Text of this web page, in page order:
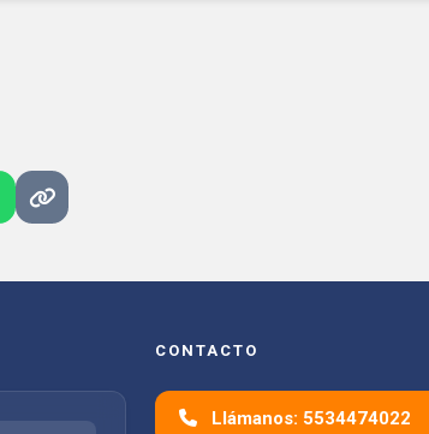
CONTACTO
Llámanos: 5534474022